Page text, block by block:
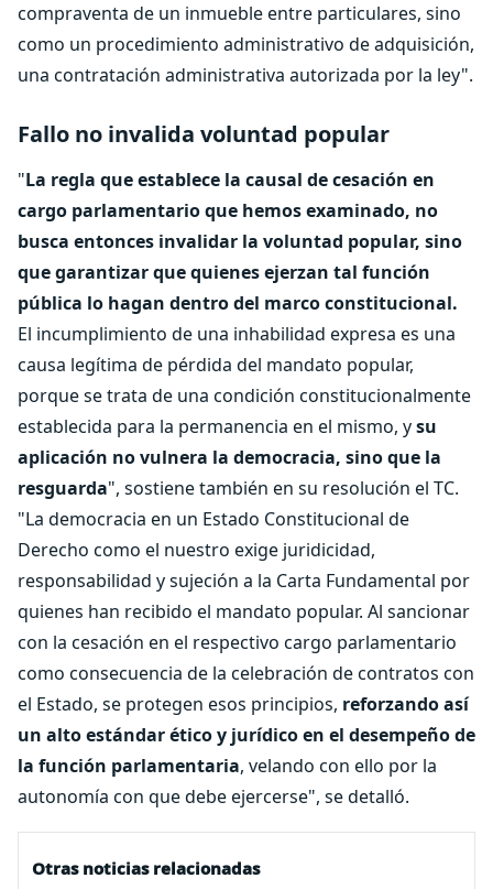
compraventa de un inmueble entre particulares, sino
como un procedimiento administrativo de adquisición,
una contratación administrativa autorizada por la ley".
Fallo no invalida voluntad popular
"La regla que establece la causal de cesación en
cargo parlamentario que hemos examinado, no
busca entonces invalidar la voluntad popular, sino
que garantizar que quienes ejerzan tal función
pública lo hagan dentro del marco constitucional.
El incumplimiento de una inhabilidad expresa es una
causa legítima de pérdida del mandato popular,
porque se trata de una condición constitucionalmente
establecida para la permanencia en el mismo, ysu
aplicación no vulnera la democracia, sino que la
resguarda", sostiene también en su resolución el TC.
"La democracia en un Estado Constitucional de
Derecho como el nuestro exige juridicidad,
responsabilidad y sujeción a la Carta Fundamental por
quienes han recibido el mandato popular. Al sancionar
con la cesación en el respectivo cargo parlamentario
como consecuencia de la celebración de contratos con
el Estado, se protegen esos principios, reforzando así
un alto estándar ético y jurídico en el desempeño de
la función parlamentaria, velando con ello por la
autonomía con que debe ejercerse", se detalló.
Otras noticias relacionadas